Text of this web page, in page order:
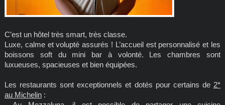
C’est un hôtel très smart, très classe.
Luxe, calme et volupté assurés ! L’accueil est personnalisé et les
boissons soft du mini bar à volonté. Les chambres sont
luxueuses, spacieuses et bien équipées.
Les restaurants sont exceptionnels et dotés pour certains de 2*
au Michelin: